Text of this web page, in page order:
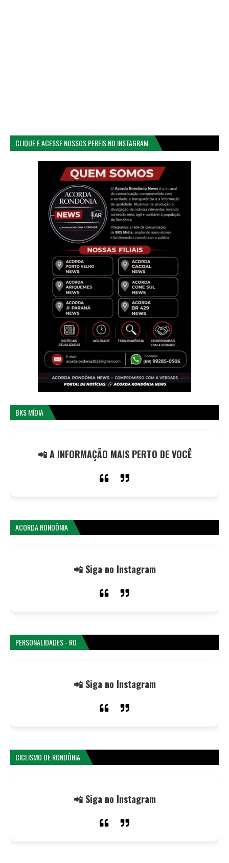
CLIQUE E ACESSE NOSSOS PERFIS NO INSTAGRAM.
BKS MÍDIA
📲 A INFORMAÇÃO MAIS PERTO DE VOCÊ
ACORDA RONDÔNIA
📲 Siga no Instagram
PERSONALIDADES - RO
📲 Siga no Instagram
CICLISMO DE RONDÔNIA
📲 Siga no Instagram